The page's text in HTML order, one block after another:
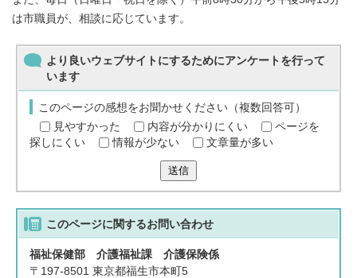
は市職員が、相談に応じています。
より良いウェブサイトにするためにアンケートを行って
います
このページの感想をお聞かせください（複数回答可）
見やすかった
内容が分かりにくい
ページを
探しにくい
情報が少ない 文章量が多い
送信
このページに関するお問い合わせ
福祉保健部 介護福祉課 介護保険係
〒197-8501 東京都福生市本町5